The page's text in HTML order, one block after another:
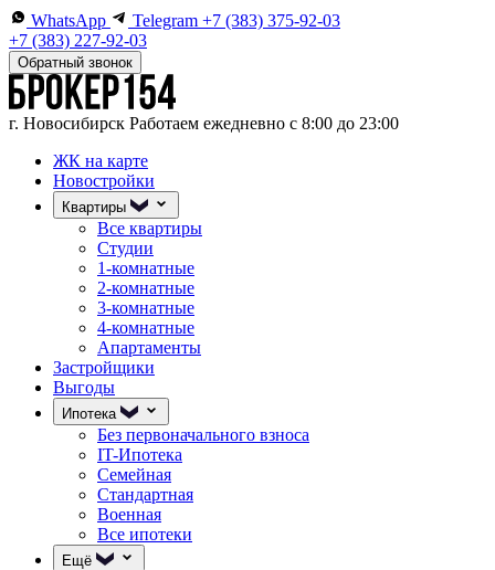
WhatsApp Telegram +7 (383) 375-92-03
+7 (383) 227-92-03
Обратный звонок
г. Новосибирск Работаем ежедневно с 8:00 до 23:00
ЖК на карте
Новостройки
Квартиры
Все квартиры
Студии
1-комнатные
2-комнатные
3-комнатные
4-комнатные
Апартаменты
Застройщики
Выгоды
Ипотека
Без первоначального взноса
IT-Ипотека
Семейная
Стандартная
Военная
Все ипотеки
Ещё